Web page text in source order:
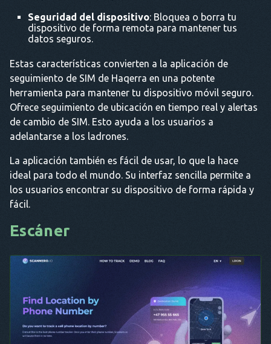
Seguridad del dispositivo: Bloquea o borra tu
dispositivo de forma remota para mantener tus
datos seguros.
Estas características convierten a la aplicación de
seguimiento de SIM de Haqerra en una potente
herramienta para mantener tu dispositivo móvil seguro.
Ofrece seguimiento de ubicación en tiempo real y alertas
de cambio de SIM. Esto ayuda a los usuarios a
adelantarse a los ladrones.
La aplicación también es fácil de usar, lo que la hace
ideal para todo el mundo. Su interfaz sencilla permite a
los usuarios encontrar su dispositivo de forma rápida y
fácil.
Escáner